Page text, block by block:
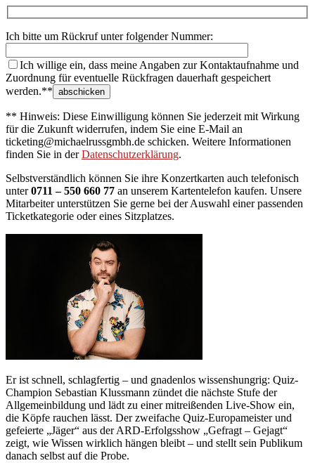
Ich bitte um Rückruf unter folgender Nummer:
Ich willige ein, dass meine Angaben zur Kontaktaufnahme und
Zuordnung für eventuelle Rückfragen dauerhaft gespeichert
werden.**
** Hinweis: Diese Einwilligung können Sie jederzeit mit Wirkung
für die Zukunft widerrufen, indem Sie eine E-Mail an
ticketing@michaelrussgmbh.de schicken. Weitere Informationen
finden Sie in derDatenschutzerklärung.
Selbstverständlich können Sie ihre Konzertkarten auch telefonisch
unter0711 – 550 660 77 an unserem Kartentelefon kaufen. Unsere
Mitarbeiter unterstützen Sie gerne bei der Auswahl einer passenden
Ticketkategorie oder eines Sitzplatzes.
Er ist schnell, schlagfertig – und gnadenlos wissenshungrig: Quiz-
Champion Sebastian Klussmann zündet die nächste Stufe der
Allgemeinbildung und lädt zu einer mitreißenden Live-Show ein,
die Köpfe rauchen lässt. Der zweifache Quiz-Europameister und
gefeierte „Jäger“ aus der ARD-Erfolgsshow „Gefragt – Gejagt“
zeigt, wie Wissen wirklich hängen bleibt – und stellt sein Publikum
danach selbst auf die Probe.